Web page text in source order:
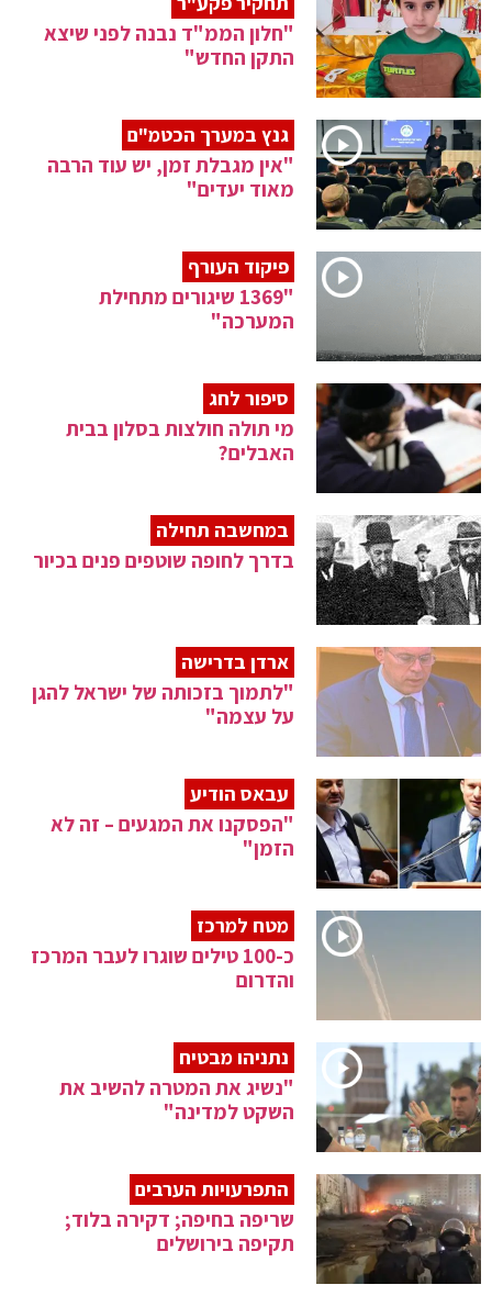
"חלון הממ"ד נבנה לפני שיצא
התקן החדש"
גנץ במערך הכטמ"ם
"אין מגבלת זמן, יש עוד הרבה
מאוד יעדים"
פיקוד העורף
"1369 שיגורים מתחילת
המערכה"
סיפור לחג
מי תולה חולצות בסלון בבית
האבלים?
במחשבה תחילה
בדרך לחופה שוטפים פנים בכיור
ארדן בדרישה
"לתמוך בזכותה של ישראל להגן
על עצמה"
עבאס הודיע
"הפסקנו את המגעים – זה לא
הזמן"
מטח למרכז
כ-100 טילים שוגרו לעבר המרכז
והדרום
נתניהו מבטיח
"נשיג את המטרה להשיב את
השקט למדינה"
התפרעויות הערבים
שריפה בחיפה; דקירה בלוד;
תקיפה בירושלים